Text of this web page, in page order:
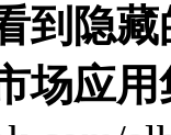
到隐
场应